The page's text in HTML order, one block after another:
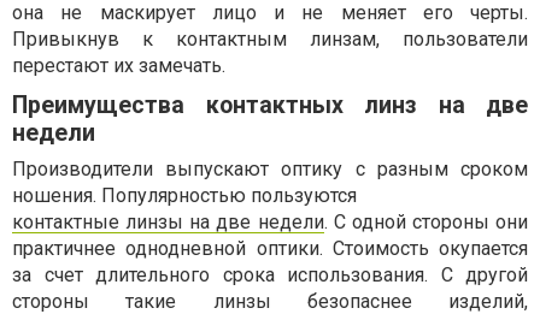
она не маскирует лицо и не меняет его черты.
Привыкнув к контактным линзам, пользователи
перестают их замечать.
Преимущества контактных линз на две
недели
Производители выпускают оптику с разным сроком
ношения. Популярностью пользуются
контактные линзы на две недели. С одной стороны они
практичнее однодневной оптики. Стоимость окупается
за счет длительного срока использования. С другой
стороны такие линзы безопаснее изделий,